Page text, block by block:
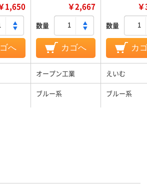
1,650
へ
￥2,667
数量
カゴへ
数量
カ
オープン工業 えいむ
ブルー系 ブルー系